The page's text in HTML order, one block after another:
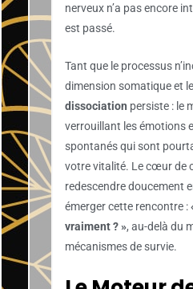
nerveux n’a pas encore
est passé.
Tant que le processus
dimension somatique et
dissociation persiste : le
verrouillant les émotions
spontanés qui sont
votre vitalité. Le cœur de
redescendre doucement
émerger cette rencontre :
vraiment ? », au-delà du
mécanismes de survie.